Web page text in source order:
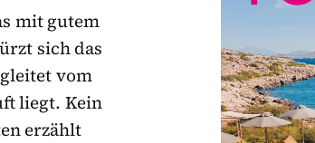
mit gutem
sich das
vom
liegt. Kein
erzählt